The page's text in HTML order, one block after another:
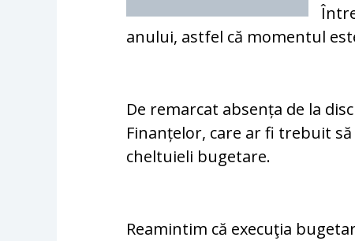
anului, astfel că momentul
De remarcat absența de la
Finanțelor, care ar fi trebuit
cheltuieli bugetare.
Reamintim că execuţia